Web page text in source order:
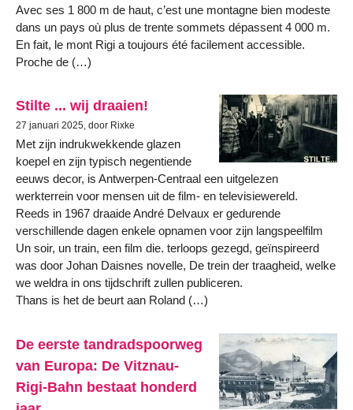
Avec ses 1 800 m de haut, c’est une montagne bien modeste
dans un pays où plus de trente sommets dépassent 4 000 m.
En fait, le mont Rigi a toujours été facilement accessible.
Proche de (…)
Stilte ... wij draaien!
27 januari 2025, door Rixke
Met zijn indrukwekkende glazen
koepel en zijn typisch negentiende
eeuws decor, is Antwerpen-Centraal een uitgelezen
werkterrein voor mensen uit de film- en televisiewereld.
Reeds in 1967 draaide André Delvaux er gedurende
verschillende dagen enkele opnamen voor zijn langspeelfilm
Un soir, un train, een film die. terloops gezegd, geïnspireerd
was door Johan Daisnes novelle, De trein der traagheid, welke
we weldra in ons tijdschrift zullen publiceren.
Thans is het de beurt aan Roland (…)
De eerste tandradspoorweg
van Europa: De Vitznau-
Rigi-Bahn bestaat honderd